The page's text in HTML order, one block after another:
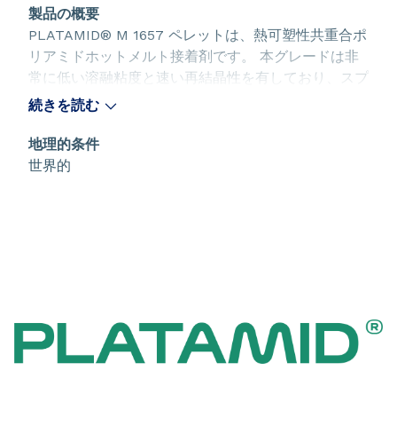
製品の概要
PLATAMID® M 1657 ペレットは、熱可塑性共重合ポ
リアミドホットメルト接着剤です。 本グレードは非
常に低い溶融粘度と速い再結晶性を有しており、スプ
レー加工や不織布、ネット、モノフィラメントおよび
ています。 各種の極性基材（熱可塑性樹脂、熱硬化
性樹脂、金属、天然繊維など）に対して非常に優れた
続きを読む
地理的条件
世界的